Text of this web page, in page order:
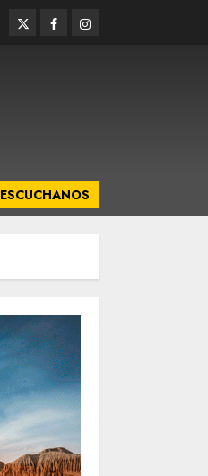
TwitterFacebookInstagram
ESCUCHANOS